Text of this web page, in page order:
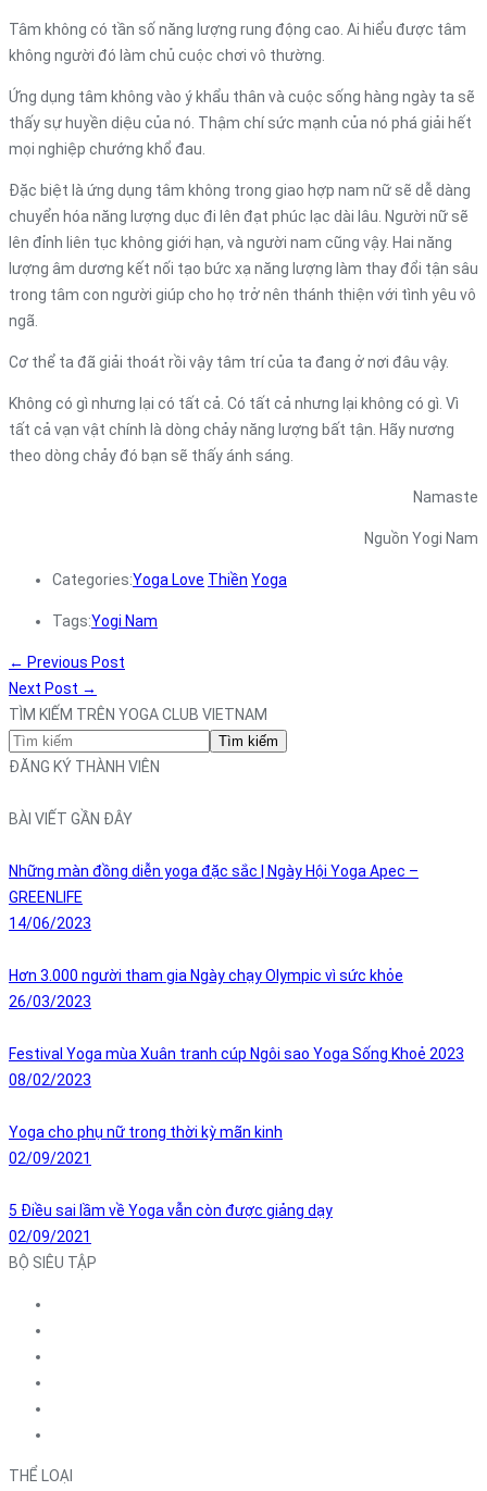
Tâm không có tần số năng lượng rung động cao. Ai hiểu được tâm
không người đó làm chủ cuộc chơi vô thường.
Ứng dụng tâm không vào ý khẩu thân và cuộc sống hàng ngày ta sẽ
thấy sự huyền diệu của nó. Thậm chí sức mạnh của nó phá giải hết
mọi nghiệp chướng khổ đau.
Đặc biệt là ứng dụng tâm không trong giao hợp nam nữ sẽ dễ dàng
chuyển hóa năng lượng dục đi lên đạt phúc lạc dài lâu. Người nữ sẽ
lên đỉnh liên tục không giới hạn, và người nam cũng vậy. Hai năng
lượng âm dương kết nối tạo bức xạ năng lượng làm thay đổi tận sâu
trong tâm con người giúp cho họ trở nên thánh thiện với tình yêu vô
ngã.
Cơ thể ta đã giải thoát rồi vậy tâm trí của ta đang ở nơi đâu vậy.
Không có gì nhưng lại có tất cả. Có tất cả nhưng lại không có gì. Vì
tất cả vạn vật chính là dòng chảy năng lượng bất tận. Hãy nương
theo dòng chảy đó bạn sẽ thấy ánh sáng.
Namaste
Nguồn Yogi Nam
Categories:Yoga Love Thiền Yoga
Tags:Yogi Nam
← Previous Post
Next Post →
TÌM KIẾM TRÊN YOGA CLUB VIETNAM
Tìm kiếm
ĐĂNG KÝ THÀNH VIÊN
BÀI VIẾT GẦN ĐÂY
Những màn đồng diễn yoga đặc sắc | Ngày Hội Yoga Apec –
GREENLIFE
14/06/2023
Hơn 3.000 người tham gia Ngày chạy Olympic vì sức khỏe
26/03/2023
Festival Yoga mùa Xuân tranh cúp Ngôi sao Yoga Sống Khoẻ 2023
08/02/2023
Yoga cho phụ nữ trong thời kỳ mãn kinh
02/09/2021
5 Điều sai lầm về Yoga vẫn còn được giảng dạy
02/09/2021
BỘ SIÊU TẬP
THỂ LOẠI